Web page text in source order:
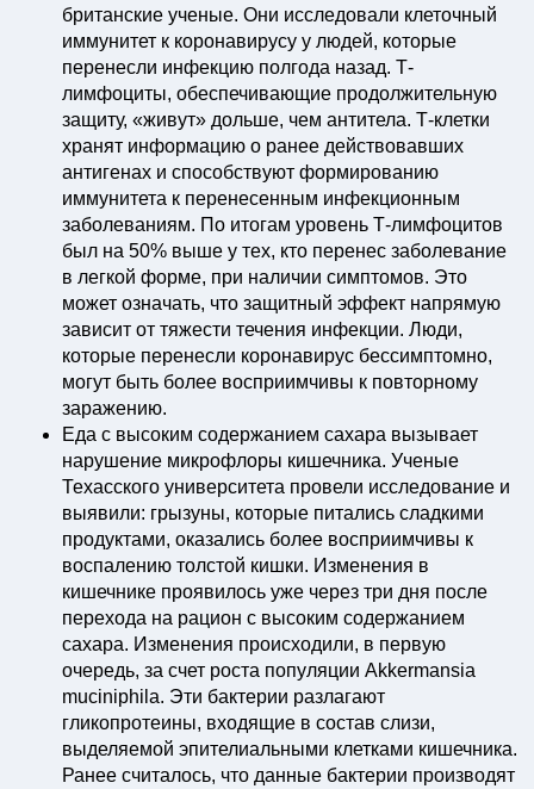
британские ученые. Они исследовали клеточный
иммунитет к коронавирусу у людей, которые
перенесли инфекцию полгода назад. Т-
лимфоциты, обеспечивающие продолжительную
защиту, «живут» дольше, чем антитела. Т-клетки
хранят информацию о ранее действовавших
антигенах и способствуют формированию
иммунитета к перенесенным инфекционным
заболеваниям. По итогам уровень Т-лимфоцитов
был на 50% выше у тех, кто перенес заболевание
в легкой форме, при наличии симптомов. Это
может означать, что защитный эффект напрямую
зависит от тяжести течения инфекции. Люди,
которые перенесли коронавирус бессимптомно,
могут быть более восприимчивы к повторному
заражению.
Еда с высоким содержанием сахара вызывает
нарушение микрофлоры кишечника. Ученые
Техасского университета провели исследование и
выявили: грызуны, которые питались сладкими
продуктами, оказались более восприимчивы к
воспалению толстой кишки. Изменения в
кишечнике проявилось уже через три дня после
перехода на рацион с высоким содержанием
сахара. Изменения происходили, в первую
очередь, за счет роста популяции Akkermansia
muciniphila. Эти бактерии разлагают
гликопротеины, входящие в состав слизи,
выделяемой эпителиальными клетками кишечника.
Ранее считалось, что данные бактерии производят